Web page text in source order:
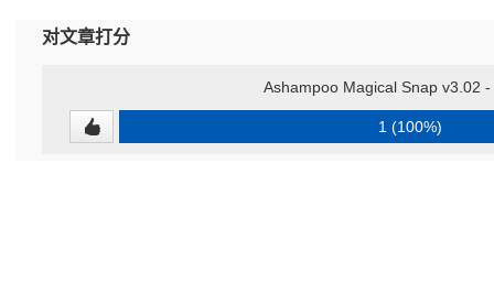
对文章打分
Ashampoo Magical Snap v3.02 -
1 (100%)